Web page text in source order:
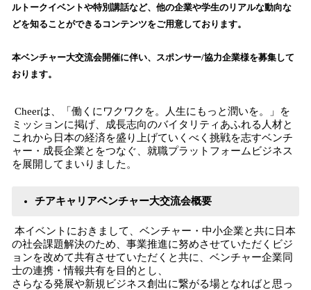
ルトークイベントや特別講話など、他の企業や学生のリアルな動向な
どを知ることができるコンテンツをご用意しております。
本ベンチャー大交流会開催に伴い、スポンサー/協力企業様を募集して
おります。
Cheerは、「働くにワクワクを。人生にもっと潤いを。」を
ミッションに掲げ、成長志向のバイタリティあふれる人材と
これから日本の経済を盛り上げていくべく挑戦を志すベンチ
ャー・成長企業とをつなぐ、就職プラットフォームビジネス
を展開してまいりました。
チアキャリアベンチャー大交流会概要
本イベントにおきまして、ベンチャー・中小企業と共に日本
の社会課題解決のため、事業推進に努めさせていただくビジ
ョンを改めて共有させていただくと共に、ベンチャー企業同
士の連携・情報共有を目的とし、
さらなる発展や新規ビジネス創出に繋がる場となればと思っ